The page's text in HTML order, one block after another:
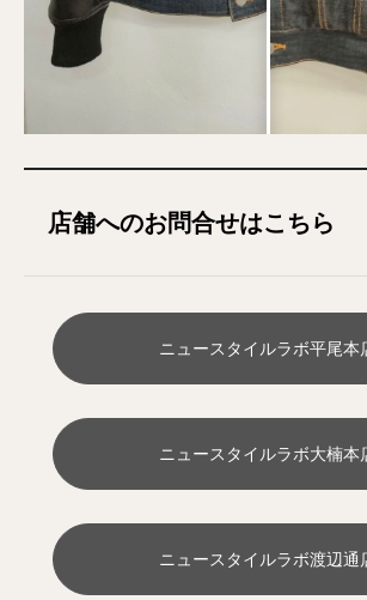
店舗へのお問合せはこちら
ニュースタイルラボ平尾本
ニュースタイルラボ大楠本
ニュースタイルラボ渡辺通